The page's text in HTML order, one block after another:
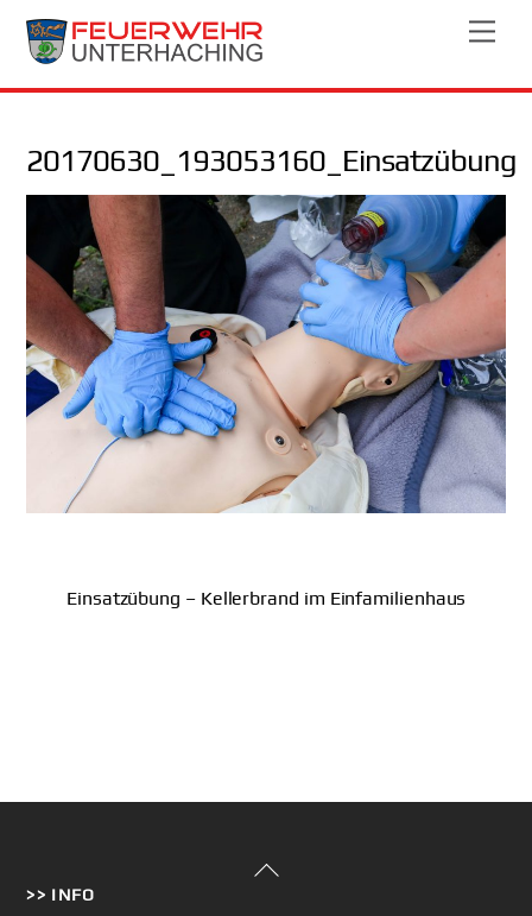
Skip
20170630_193053160_Einsatzübung
Einsatzübung – Kellerbrand im Einfamilienhaus
Back
>> INFO